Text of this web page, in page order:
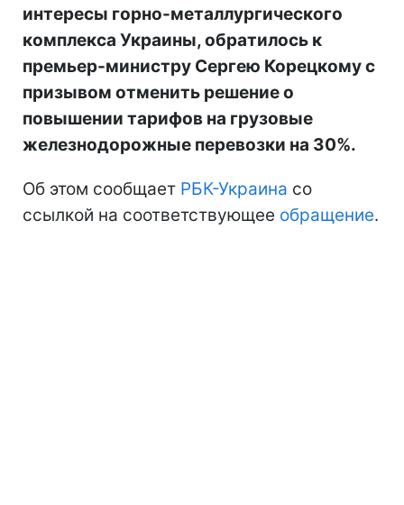
интересы горно-металлургического
комплекса Украины, обратилось к
премьер-министру Сергею Корецкому с
призывом отменить решение о
повышении тарифов на грузовые
железнодорожные перевозки на 30%.
Об этом сообщает РБК-Украина со
ссылкой на соответствующее обращение.